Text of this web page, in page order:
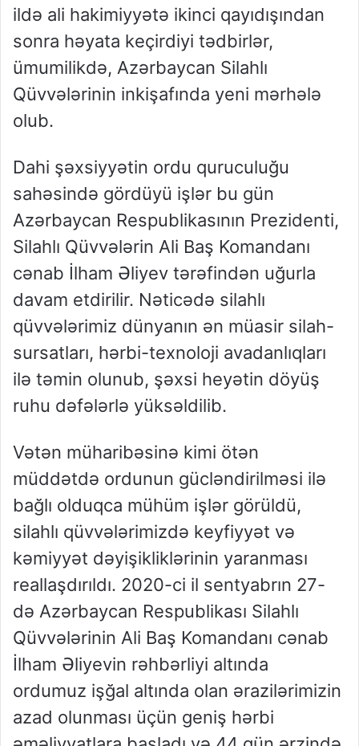
ildə ali hakimiyyətə ikinci qayıdışından
sonra həyata keçirdiyi tədbirlər,
ümumilikdə, Azərbaycan Silahlı
Qüvvələrinin inkişafında yeni mərhələ
olub.
Dahi şəxsiyyətin ordu quruculuğu
sahəsində gördüyü işlər bu gün
Azərbaycan Respublikasının Prezidenti,
Silahlı Qüvvələrin Ali Baş Komandanı
cənab İlham Əliyev tərəfindən uğurla
davam etdirilir. Nəticədə silahlı
qüvvələrimiz dünyanın ən müasir silah-
sursatları, hərbi-texnoloji avadanlıqları
ilə təmin olunub, şəxsi heyətin döyüş
ruhu dəfələrlə yüksəldilib.
Vətən müharibəsinə kimi ötən
müddətdə ordunun gücləndirilməsi ilə
bağlı olduqca mühüm işlər görüldü,
silahlı qüvvələrimizdə keyfiyyət və
kəmiyyət dəyişikliklərinin yaranması
reallaşdırıldı. 2020-ci il sentyabrın 27-
də Azərbaycan Respublikası Silahlı
Qüvvələrinin Ali Baş Komandanı cənab
İlham Əliyevin rəhbərliyi altında
ordumuz işğal altında olan ərazilərimizin
azad olunması üçün geniş hərbi